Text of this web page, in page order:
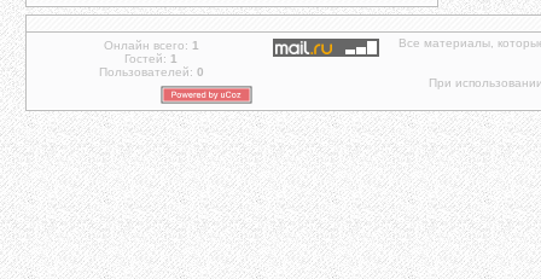
Онлайн всего: 1
Гостей: 1
Пользователей: 0
Все материалы,
При